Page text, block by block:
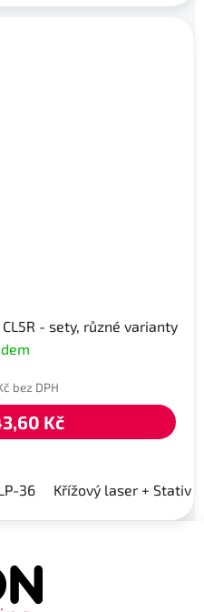
- sety, různé varianty
bez DPH
Kč
36 Křížový laser + Stativ